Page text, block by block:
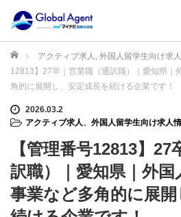
ホーム アクティブ求人 , 外国人留学生向け求
12813】27卒｜営業職（通訳職）｜愛知県｜
角的に展開し、安定成長を続ける企業です！
2026.03.2
アクティブ求人、 外国人留学生向け求人
【管理番号12813】27
訳職）｜愛知県｜外
事業など多角的に展